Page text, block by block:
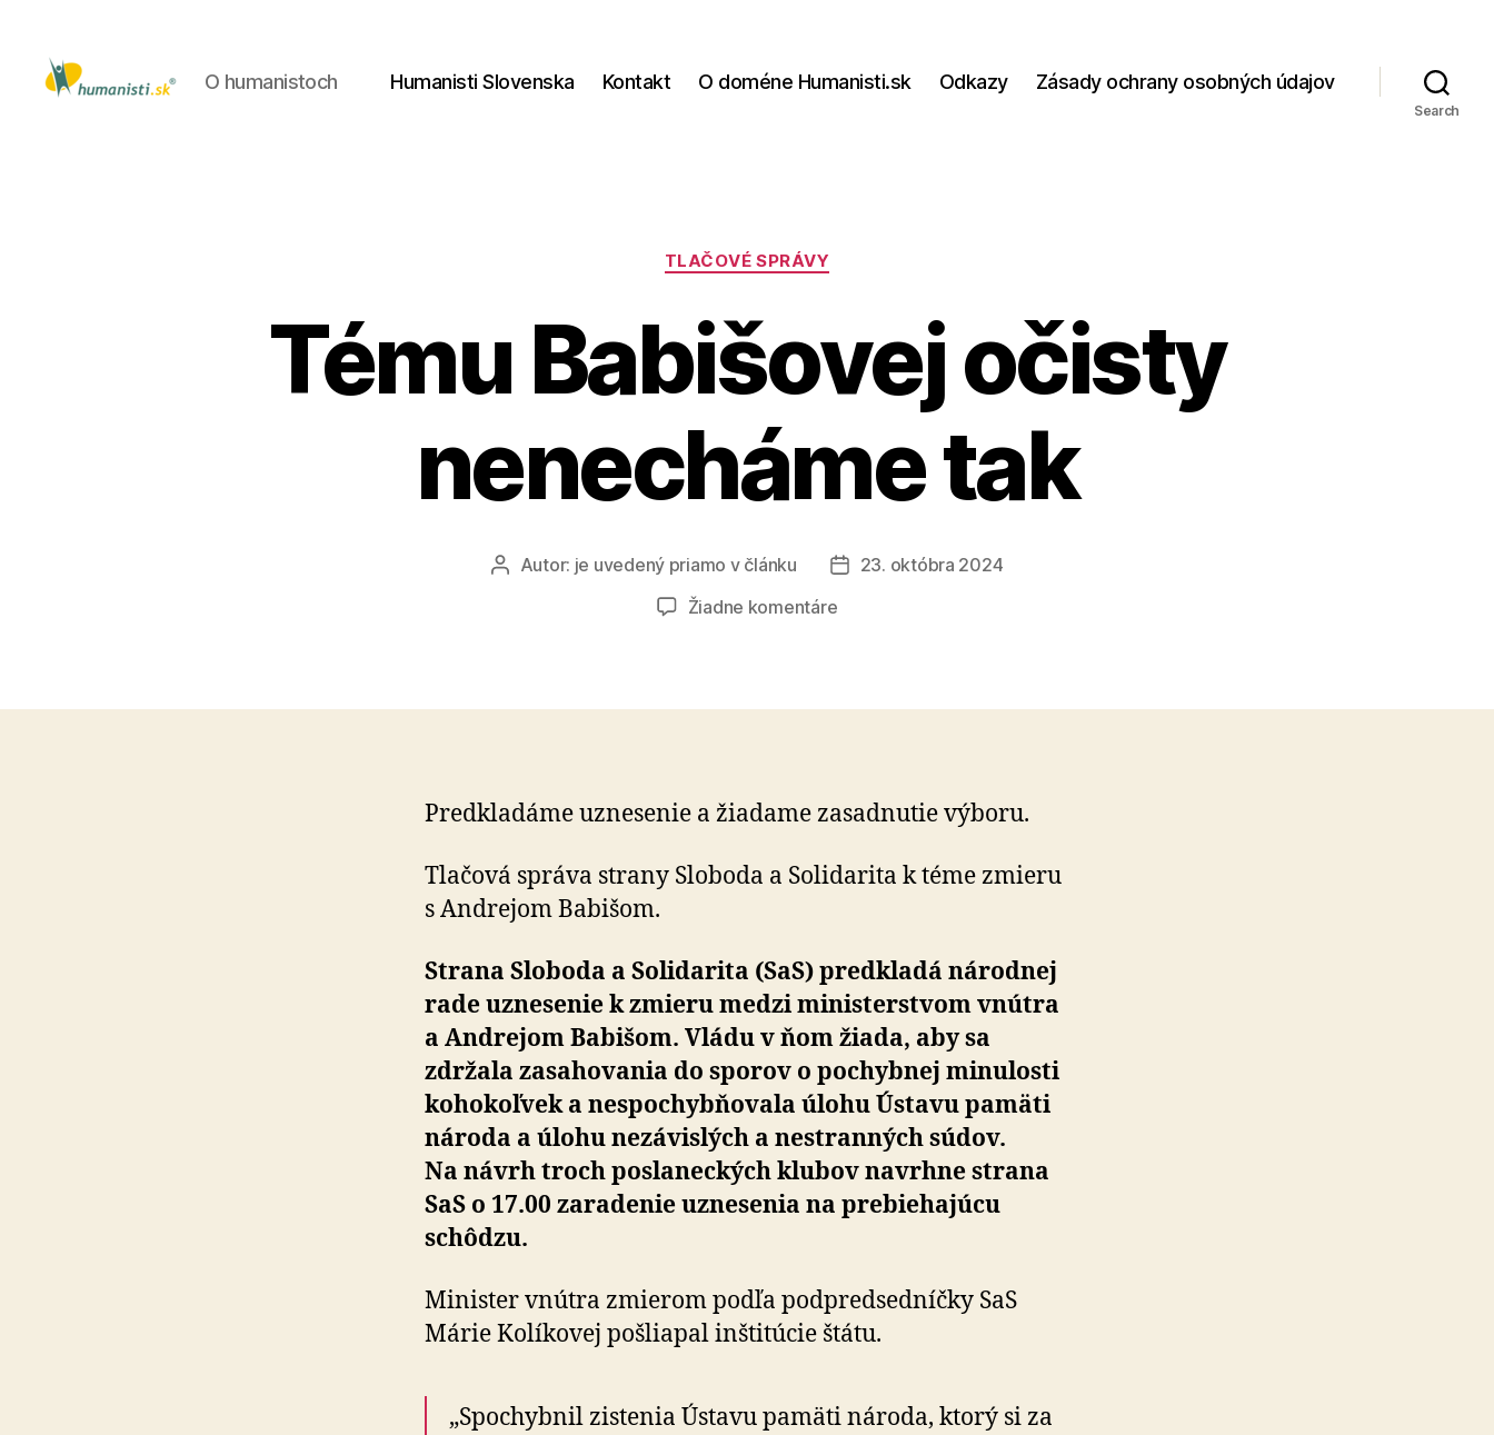
O humanistoch Humanisti Slovenska Kontakt O doméne Humanisti.sk Odkazy Zásady ochrany osobných údajov
Search
Kategórie
TLAČOVÉ SPRÁVY
Tému Babišovej očisty
nenecháme tak
AutorAutor: je uvedený priamo v článku
Dátum23. októbra 2024
Žiadne komentárena
nenecháme
Predkladáme uznesenie a žia­da­me za­sad­nu­tie výboru.
Tlačová správa strany Sloboda a Solidarita k téme zmieru
s Andrejom Babišom.
Strana Sloboda a Solidarita (SaS) pred­kla­dá ná­rod­nej
rade uzne­se­nie k zmieru medzi ministerstvom vnútra
a Andrejom Babišom. Vládu v ňom žiada, aby sa
zdržala za­sa­ho­va­nia do spo­rov o po­chyb­nej minulosti
koho­koľ­vek a nespo­chyb­ňo­vala úlohu Ústavu pamäti
národa a úlohu nezávislých a nestran­ných súdov.
Na návrh troch posla­nec­kých klubov navrhne strana
SaS o 17.00 za­ra­de­nie uzne­se­nia na pre­bie­ha­jú­cu
schôdzu.
Minister vnútra zmierom podľa podpredsedníčky SaS
Márie Kolíkovej pošliapal inštitúcie štátu.
„Spochybnil zistenia Ústavu pamäti národa, ktorý si za